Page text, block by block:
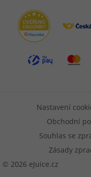
© 2026 eJuice.cz
Nastavení
Obchodní
Souhlas se
Zásady